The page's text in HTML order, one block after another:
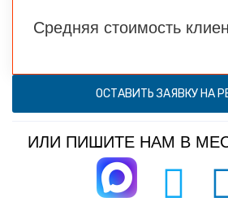
Средняя стоимость
ОСТАВИТЬ ЗАЯВКУ НА
ИЛИ ПИШИТЕ НАМ В